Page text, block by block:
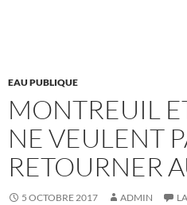
EAU PUBLIQUE
MONTREUIL
NE VEULENT
RETOURNER
5 OCTOBRE 2017 ADMIN